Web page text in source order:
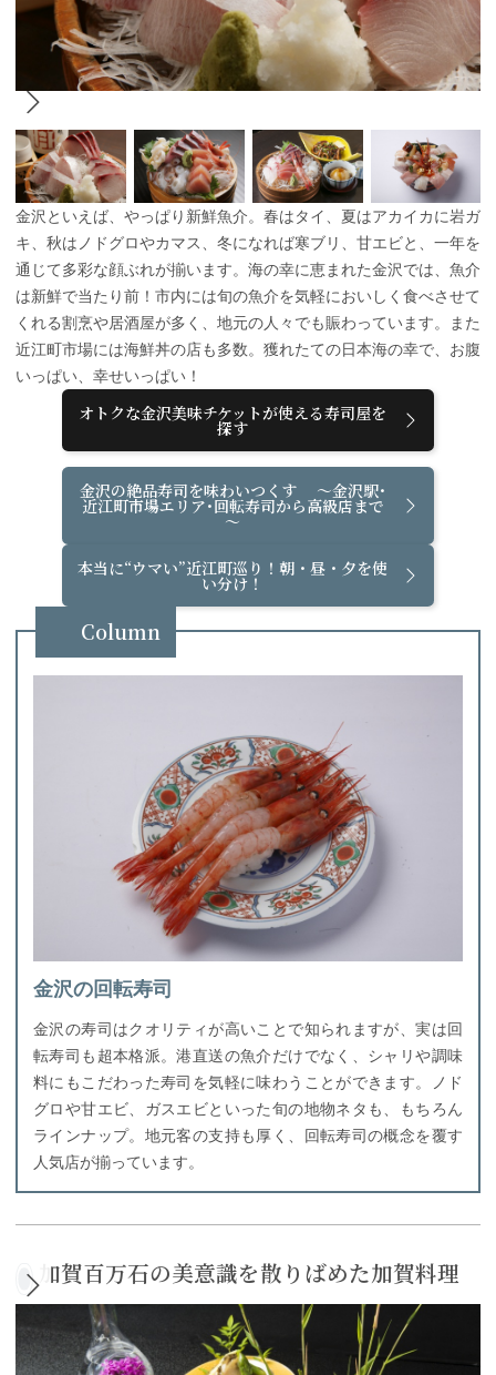
金沢といえば、やっぱり新鮮魚介。春はタイ、夏はアカイカに岩ガ
キ、秋はノドグロやカマス、冬になれば寒ブリ、甘エビと、一年を
通じて多彩な顔ぶれが揃います。海の幸に恵まれた金沢では、魚介
は新鮮で当たり前！市内には旬の魚介を気軽においしく食べさせて
くれる割烹や居酒屋が多く、地元の人々でも賑わっています。また
近江町市場には海鮮丼の店も多数。獲れたての日本海の幸で、お腹
いっぱい、幸せいっぱい！
オトクな金沢美味チケットが使える寿司屋を
探す
金沢の絶品寿司を味わいつくす ～金沢駅･
近江町市場エリア･回転寿司から高級店まで
～
本当に“ウマい”近江町巡り！朝・昼・夕を使
い分け！
Column
金沢の回転寿司
金沢の寿司はクオリティが高いことで知られますが、実は回
転寿司も超本格派。港直送の魚介だけでなく、シャリや調味
料にもこだわった寿司を気軽に味わうことができます。ノド
グロや甘エビ、ガスエビといった旬の地物ネタも、もちろん
ラインナップ。地元客の支持も厚く、回転寿司の概念を覆す
人気店が揃っています。
加賀百万石の美意識を散りばめた加賀料理